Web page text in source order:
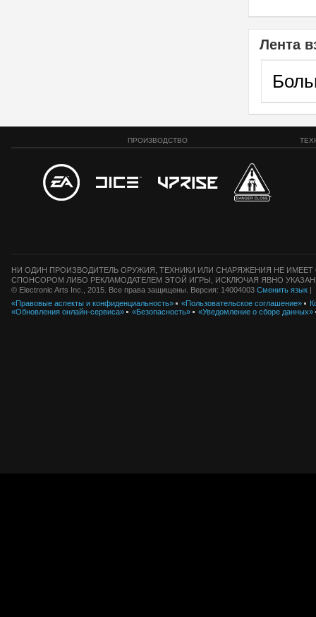
Лента
ПРОИЗВОДСТВО
НИ ОДИН ПРОИЗВОДИТЕЛЬ ОРУЖИЯ, ТЕХНИКИ ИЛИ СНАРЯЖЕНИЯ НЕ
СПОНСОРОМ ЛИБО РЕКЛАМОДАТЕЛЕМ ЭТОЙ ИГРЫ, ИСКЛЮЧАЯ ЯВНО
© Electronic Arts Inc., 2015. Все права защищены. Версия: 14004003 Сменить язык |
«Правовые аспекты и конфиденциальность»
«Пользовательское соглашение»
«Обновления онлайн-сервиса»
«Безопасность» «Уведомление о сборе данных»